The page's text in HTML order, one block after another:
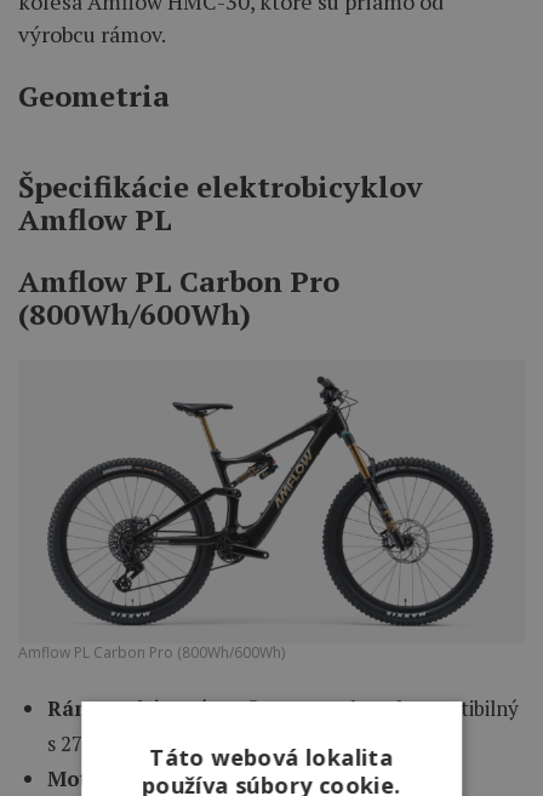
výrobcu rámov.
Geometria
Špecifikácie elektrobicyklov
Amflow PL
Amflow PL Carbon Pro
(800Wh/600Wh)
Amflow PL Carbon Pro (800Wh/600Wh)
Rám:Karbónový Amflow PL Carbon, kompatibilný
s 27,5″ aj 29″ kolesami
Motor:
Avinox M1 Drive Unit; 105 Nm
Táto webová lokalita
používa súbory cookie.